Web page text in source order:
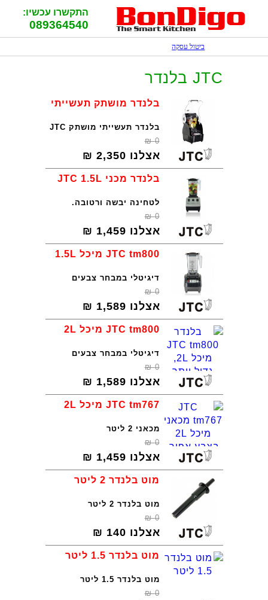
התקשרו עכשיו:
089364540
ביטול עסקה
JTC בלנדר
בלנדר מושתק תעשייתי
בלנדר תעשייתי מושתק JTC
0
₪
אצלנו 2,350
₪
בלנדר מכני JTC 1.5L
לטחינה יבשה ורטובה.
0
₪
אצלנו 1,459
₪
JTC tm800 מיכל 1.5L
דיגיטלי במבחר צבעים
0
₪
אצלנו 1,589
₪
JTC tm800 מיכל 2L
דיגיטלי במבחר צבעים
0
₪
אצלנו 1,589
₪
JTC tm767 מיכל 2L
מכאני 2 ליטר
0
₪
אצלנו 1,459
₪
מוט בלנדר 2 ליטר
מוט בלנדר 2 ליטר
0
₪
אצלנו 140
₪
מוט בלנדר 1.5 ליטר
מוט בלנדר 1.5 ליטר
0
₪